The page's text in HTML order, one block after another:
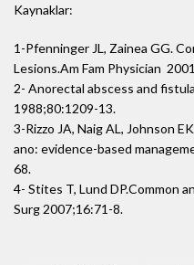
Kaynaklar:
1-Pfenninger JL, Zainea GG.
Lesions.Am Fam Physician
2- Anorectal abscess and
1988;80:1209-13.
3-Rizzo JA, Naig AL, Johnson
ano: evidence-based
68.
4- Stites T, Lund DP.Common
Surg 2007;16:71-8.